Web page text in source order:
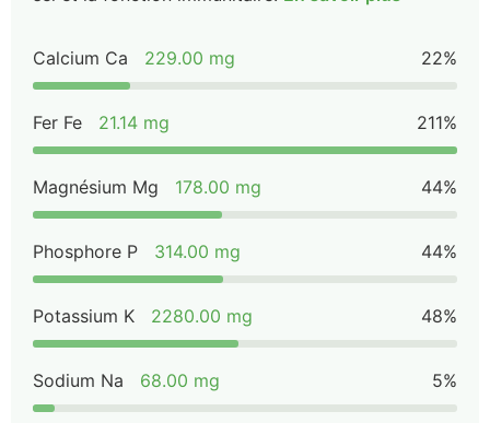
Calcium Ca 229.00 mg 22%
Fer Fe 21.14 mg 211%
Magnésium Mg 178.00 mg 44%
Phosphore P 314.00 mg 44%
Potassium K 2280.00 mg 48%
Sodium Na 68.00 mg 5%